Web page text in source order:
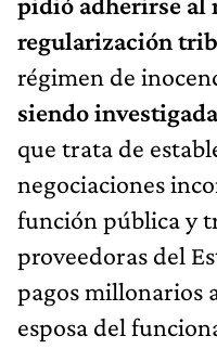
regularización
régimen de
siendo
que trata de
negociaciones
función pública y
proveedoras del
pagos millonarios
esposa del